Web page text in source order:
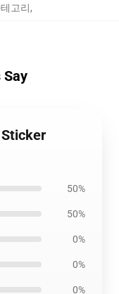
고리,
50%
50%
0%
0%
0%